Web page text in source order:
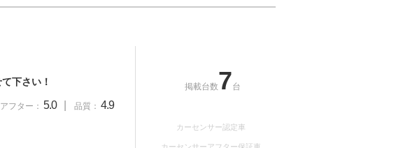
下さい！
アフター： 5.0 品質： 4.9
掲載台数7台
カーセンサー認定車